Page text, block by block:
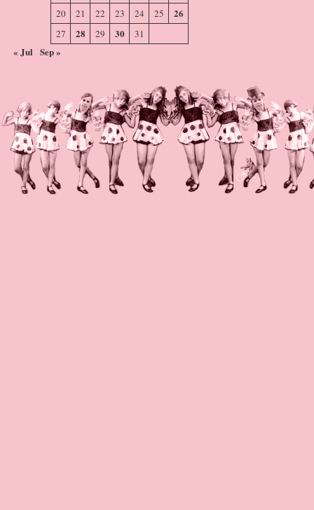
20
21 22 23 24 25 26
27 28 29 30 31
« Jul Sep »